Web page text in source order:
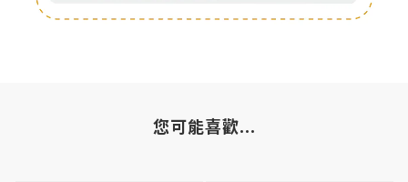
您可能喜歡...